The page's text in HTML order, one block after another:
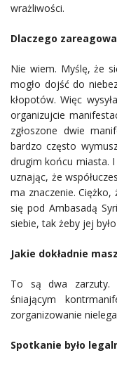
wrażliwości.
Dlaczego
Nie wiem. Myślę, że
mogło dojść do
kłopotów. Więc
organizujcie
zgłoszone dwie
bardzo często
drugim końcu miasta.
uznając, że
ma znaczenie. Ciężko,
się pod Ambasadą
siebie, tak żeby jej
Jakie dokładnie
To są dwa zarzuty.
śniającym
zorganizowanie
Spotkanie było